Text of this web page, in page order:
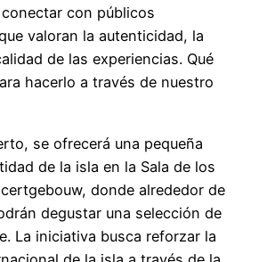
con públicos
valoran la autenticidad, la
de las experiencias. Qué
hacerlo a través de nuestro
se ofrecerá una pequeña
de la isla en la Sala de los
donde alrededor de
degustar una selección de
La iniciativa busca reforzar la